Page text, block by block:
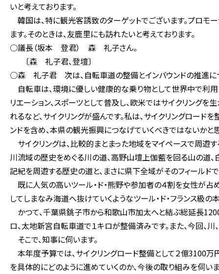
いと考えております。
韓国は、特に観光客誘致のターゲットでございます。プロモ
ます。そのときは、友鹿里にも訪れたいと考えております。
○議長（坂本 登君） 森 礼子さん。
〔森 礼子君、登壇〕
○森 礼子君 次は、自転車道の整備とインバウンドの推進に
自転車は、環境に優しい健康的な乗り物として世界中で利用
リエーション、スポーツとして普及し、欧米ではサイクリング
れるなど、サイクリングが盛んです。私は、サイクリングロード
ンドを含め、本県の観光振興につなげていくべきではないかと
サイクリングは、比較的まとまった地域をマイペースで周遊
川流域の歴史をめぐる川の道、高野山壇上伽藍を回る山の道
記紀を周遊する歴史の道と、まさに県下全域がそのフィールドで
既に人気の高いツール・ド・熊野や参加者の４割を女性が占
してしまなみ海道へ抜けていくようなツール・ド・フランス級
かつて、千葉県銚子市から和歌山市加太へと結ぶ総延長
ロ、太地新宮自転車道で１キロが整備済みです。また、今回、
そこで、知事に伺います。
本年度予算では、サイクリングロード整備として２億3100
を具体的にどのように進めていくのか、今後の取り組みを伺いま